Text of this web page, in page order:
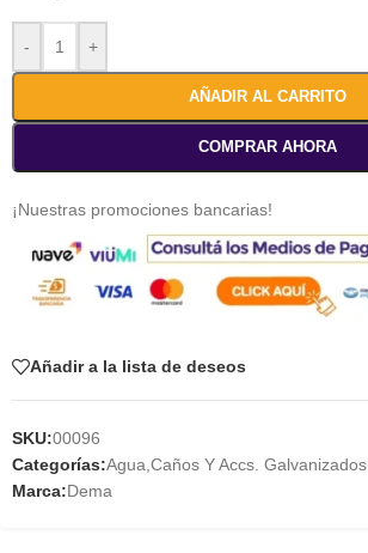
- +
AÑADIR AL CARRITO
COMPRAR AHORA
¡Nuestras promociones bancarias!
Añadir a la lista de deseos
SKU:00096
Categorías:Agua Caños Y Accs. Galvanizados
Marca:Dema